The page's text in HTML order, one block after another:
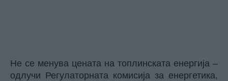
Не се менува цената на топлинската енергија –
одлучи Регулаторната комисија за енергетика,